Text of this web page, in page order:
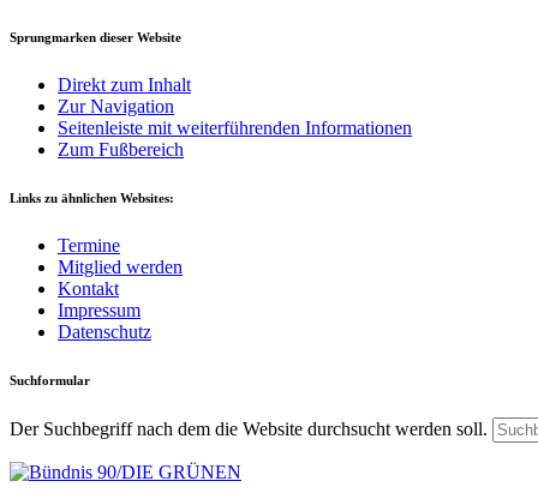
Sprungmarken dieser Website
Direkt zum Inhalt
Zur Navigation
Seitenleiste mit weiterführenden Informationen
Zum Fußbereich
Links zu ähnlichen Websites:
Termine
Mitglied werden
Kontakt
Impressum
Datenschutz
Suchformular
Der Suchbegriff nach dem die Website durchsucht werden soll.